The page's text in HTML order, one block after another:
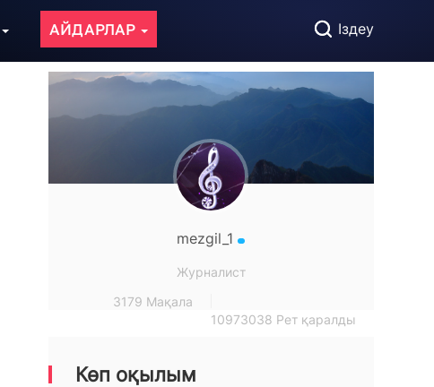
АЙДАРЛАР Іздеу
mezgil_1
Журналист
3179 Мақала
10973038 Рет қаралды
Көп оқылым